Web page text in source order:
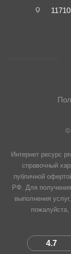
©
Интернет ресурс
справочный
публичной
РФ. Для
выполнения
4.7